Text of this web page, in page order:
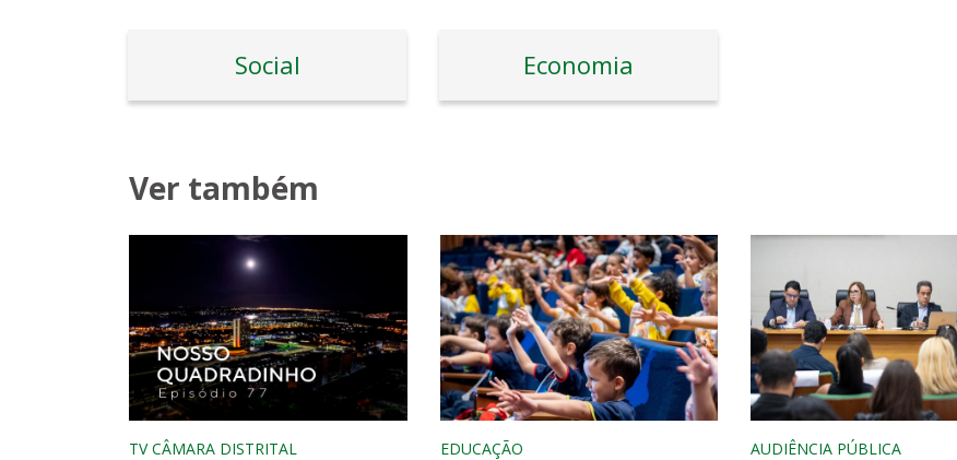
Social Economia
Ver também
TV CÂMARA DISTRITAL EDUCAÇÃO AUDIÊNCIA PÚBLICA